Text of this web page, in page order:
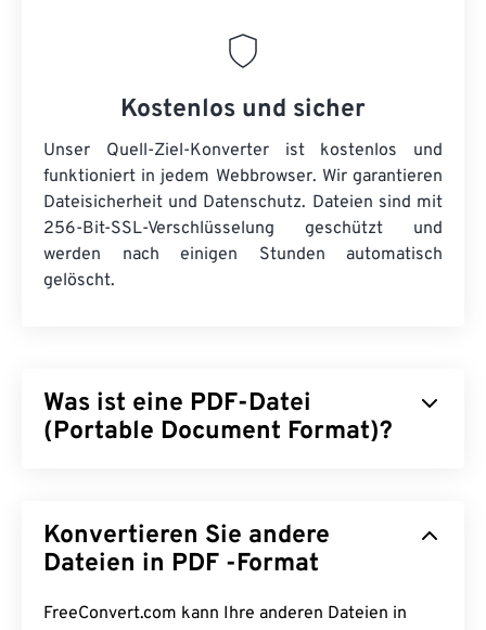
Kostenlos und sicher
Unser Quell-Ziel-Konverter ist kostenlos und
funktioniert in jedem Webbrowser. Wir garantieren
Dateisicherheit und Datenschutz. Dateien sind mit
256-Bit-SSL-Verschlüsselung geschützt und
werden nach einigen Stunden automatisch
gelöscht.
Was ist eine PDF-Datei
(Portable Document Format)?
von Textdokumenten als auch von Grafiken vereint
und damit zu den am häufigsten verwendeten
Beliebtheit von PDF liegt darin, dass die
Konvertieren Sie andere
Dateien in PDF -Format
FreeConvert.com kann Ihre anderen Dateien in